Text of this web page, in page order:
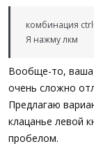
комбинация
Я нажму лкм
Вообще-то, ваша
очень сложно
Предлагаю
клацанье левой
пробелом.